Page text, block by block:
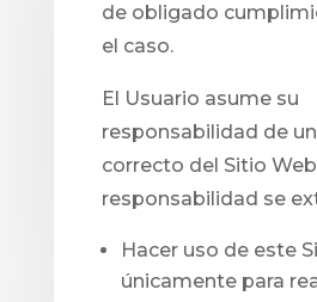
de obligado
el caso.
El Usuario asume su
responsabilidad de
correcto del Sitio
responsabilidad se
Hacer uso de este
únicamente para